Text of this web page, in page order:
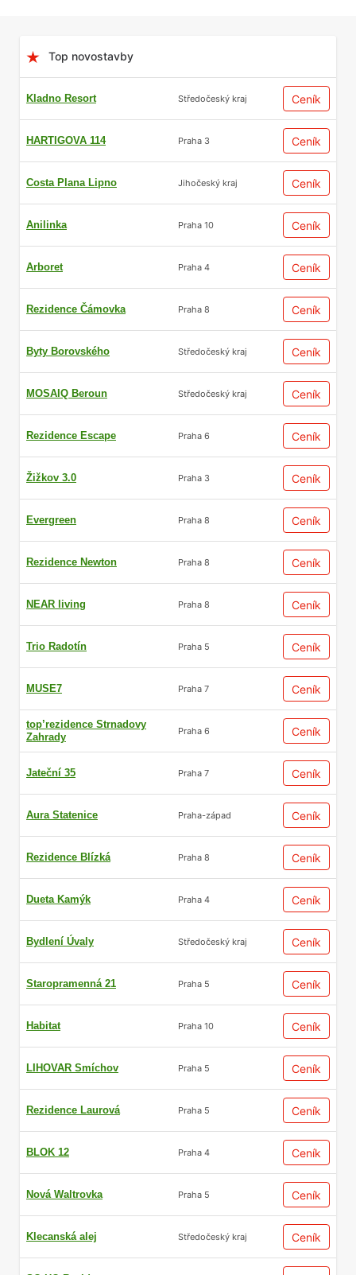
Top novostavby
Kladno Resort Středočeský kraj Ceník
HARTIGOVA 114 Praha 3 Ceník
Costa Plana Lipno Jihočeský kraj Ceník
Anilinka Praha 10 Ceník
Arboret Praha 4 Ceník
Rezidence Čámovka Praha 8 Ceník
Byty Borovského Středočeský kraj Ceník
MOSAIQ Beroun Středočeský kraj Ceník
Rezidence Escape Praha 6 Ceník
Žižkov 3.0 Praha 3 Ceník
Evergreen Praha 8 Ceník
Rezidence Newton Praha 8 Ceník
NEAR living Praha 8 Ceník
Trio Radotín Praha 5 Ceník
MUSE7 Praha 7 Ceník
top’rezidence Strnadovy
Zahrady
Praha 6 Ceník
Jateční 35 Praha 7 Ceník
Aura Statenice Praha-západ Ceník
Rezidence Blízká Praha 8 Ceník
Dueta Kamýk Praha 4 Ceník
Bydlení Úvaly Středočeský kraj Ceník
Staropramenná 21 Praha 5 Ceník
Habitat Praha 10 Ceník
LIHOVAR Smíchov Praha 5 Ceník
Rezidence Laurová Praha 5 Ceník
BLOK 12 Praha 4 Ceník
Nová Waltrovka Praha 5 Ceník
Klecanská alej Středočeský kraj Ceník